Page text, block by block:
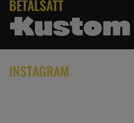
BETALSÄTT
INSTAGRAM